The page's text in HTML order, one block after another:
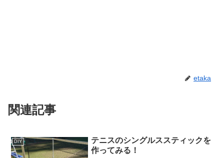
etaka
関連記事
DIY
テニスのシングルススティックを
作ってみる！